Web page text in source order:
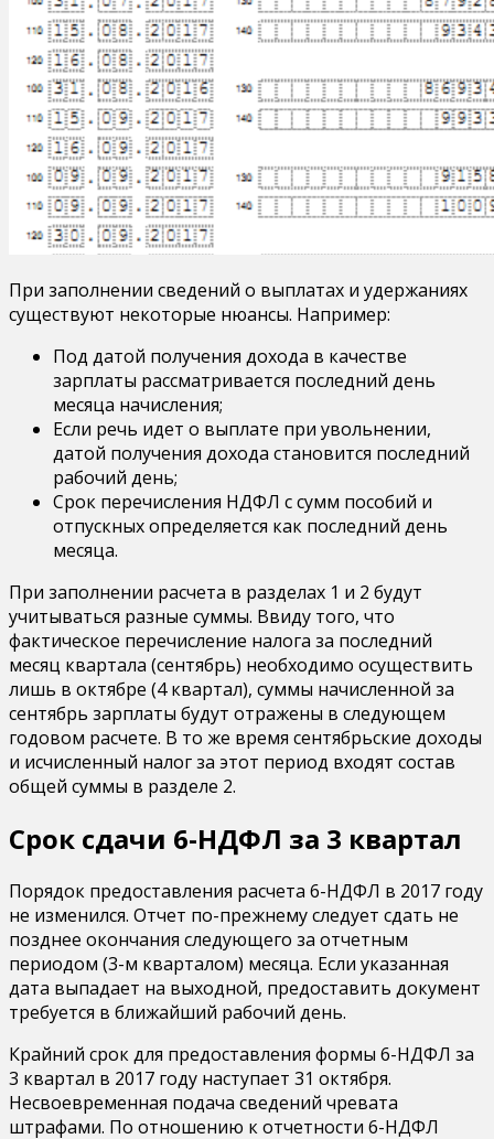
При заполнении сведений о выплатах и удержаниях
существуют некоторые нюансы. Например:
Под датой получения дохода в качестве
зарплаты рассматривается последний день
месяца начисления;
Если речь идет о выплате при увольнении,
датой получения дохода становится последний
рабочий день;
Срок перечисления НДФЛ с сумм пособий и
отпускных определяется как последний день
месяца.
При заполнении расчета в разделах 1 и 2 будут
учитываться разные суммы. Ввиду того, что
фактическое перечисление налога за последний
месяц квартала (сентябрь) необходимо осуществить
лишь в октябре (4 квартал), суммы начисленной за
сентябрь зарплаты будут отражены в следующем
годовом расчете. В то же время сентябрьские доходы
и исчисленный налог за этот период входят состав
общей суммы в разделе 2.
Срок сдачи 6-НДФЛ за 3 квартал
Порядок предоставления расчета 6-НДФЛ в 2017 году
не изменился. Отчет по-прежнему следует сдать не
позднее окончания следующего за отчетным
периодом (3-м кварталом) месяца. Если указанная
дата выпадает на выходной, предоставить документ
требуется в ближайший рабочий день.
Крайний срок для предоставления формы 6-НДФЛ за
3 квартал в 2017 году наступает 31 октября.
Несвоевременная подача сведений чревата
штрафами. По отношению к отчетности 6-НДФЛ